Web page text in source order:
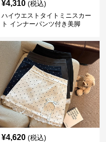
¥4,310 (税込)
ハイウエストタイトミニスカー
ト インナーパンツ付き美脚
¥4,620 (税込)